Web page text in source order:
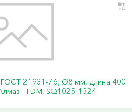
21931-76, Ø8 мм, длина 400
TDM, SQ1025-1324